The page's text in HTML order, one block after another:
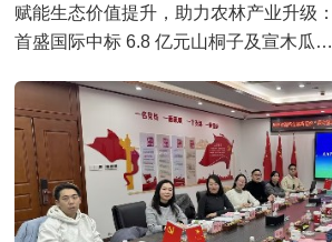
赋能生态价值提升，助力农林产业升级：
首盛国际中标 6.8 亿元山桐子及宣木瓜产